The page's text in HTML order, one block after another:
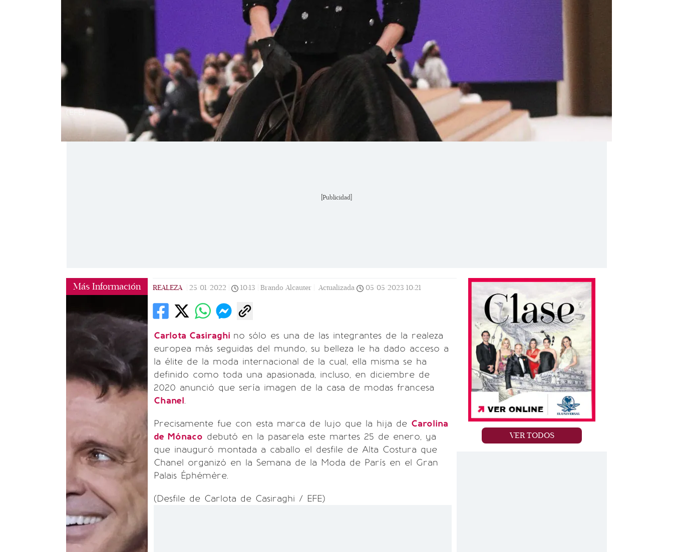
(EFE)
[Publicidad]
Más Información REALEZA 25/01/2022 10:13 Brando Alcauter | Actualizada 05/05/2023 10:21
Carlota Casiraghi no sólo es una de las integrantes de la realeza
europea más seguidas del mundo, su belleza le ha dado acceso a
la élite de la moda internacional de la cual, ella misma se ha
definido como toda una apasionada, incluso, en diciembre de
2020 anunció que sería imagen de la casa de modas francesa
Chanel.
Precisamente fue con esta marca de lujo que la hija de Carolina
de Mónaco debutó en la pasarela este martes 25 de enero, ya
que inauguró montada a caballo el desfile de Alta Costura que
Chanel organizó en la Semana de la Moda de París en el Gran
Palais Éphémère.
(Desfile de Carlota de Casiraghi / EFE)
VER TODOS